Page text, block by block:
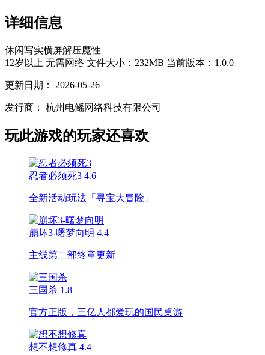
详细信息
休闲写实横屏解压魔性
12岁以上 无需网络 文件大小：232MB 当前版本：1.0.0
更新日期： 2026-05-26
发行商： 杭州电鳐网络科技有限公司
玩此游戏的玩家还喜欢
忍者必须死3 4.6
全新活动玩法「寻宝大冒险」
崩坏3-曙梦向明 4.4
主线第二部终章更新
三国杀 1.8
官方正版，三亿人都爱玩的国民桌游
想不想修真 4.4